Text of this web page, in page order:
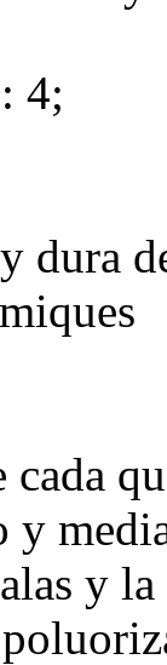
4;
dura
cada
y